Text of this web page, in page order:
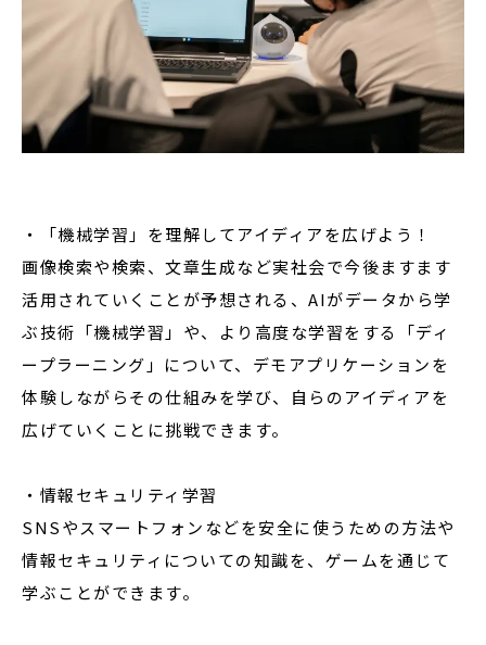
・「機械学習」を理解してアイディアを広げよう！
画像検索や検索、文章生成など実社会で今後ますます
活用されていくことが予想される、AIがデータから学
ぶ技術「機械学習」や、より高度な学習をする「ディ
ープラーニング」について、デモアプリケーションを
体験しながらその仕組みを学び、自らのアイディアを
広げていくことに挑戦できます。
・情報セキュリティ学習
SNSやスマートフォンなどを安全に使うための方法や
情報セキュリティについての知識を、ゲームを通じて
学ぶことができます。